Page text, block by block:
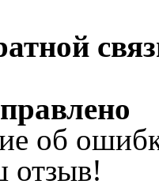
об
отзыв!